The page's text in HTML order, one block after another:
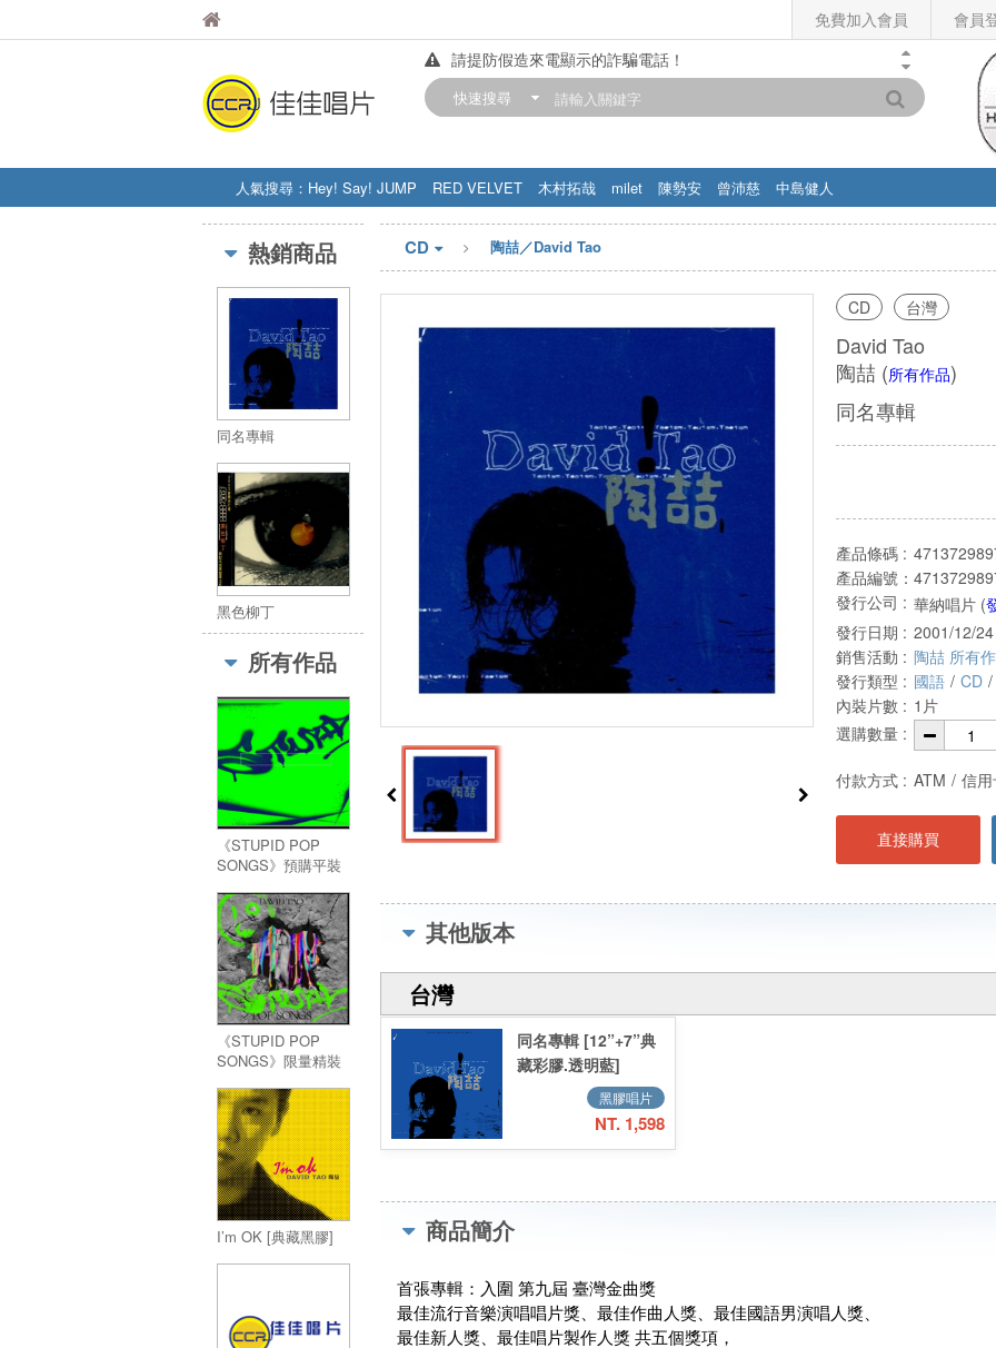
免費加入會員 會員
佳佳唱片
請提防假造來電顯示的詐騙電話！
【中華門市營業時間調整公告】
快速搜尋
人氣搜尋： Hey! Say! JUMP RED VELVET 木村拓哉 milet 陳勢安 曾沛慈
中島健人
STRAY KIDS
盧廣仲 周杰伦
熱銷商品
同名專輯
黑色柳丁
所有作品
《STUPID POP
SONGS》預購平裝
輯外盒+摺疊紀實海
報)
《STUPID POP
SONGS》限量精裝
+收納冊+寫真詞本+
全球限量編碼珍藏
卡)
I’m OK [典藏黑膠]
CD 陶喆／David Tao
CD 台灣
David Tao
陶喆 (所有作品)
同名專輯
產品條碼 :
產品編號：
發行公司 : 華納唱片 (
發行日期 : 2001/12/24
銷售活動 : 陶喆 所有
發行類型 : 國語 / CD /
內裝片數 : 1片
選購數量 :
付款方式 : ATM / 信
直接購買
其他版本
台灣
同名專輯 [12”+7”典
藏彩膠.透明藍]
黑膠唱片
NT. 1,598
商品簡介
首張專輯：入圍 第九屆 臺灣金曲獎
最佳流行音樂演唱唱片獎、最佳作曲人獎、最佳國語男演唱人獎、
最佳新人獎、最佳唱片製作人獎 共五個獎項，